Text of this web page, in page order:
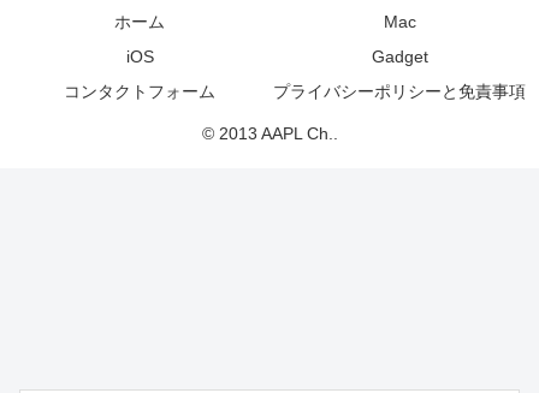
ホーム
Mac
iOS
Gadget
コンタクトフォーム
プライバシーポリシーと免責事項
© 2013 AAPL Ch..